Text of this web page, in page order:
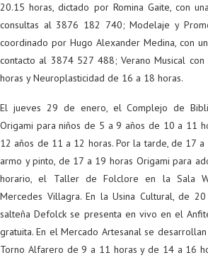
20.15 horas, dictado por Romina Gaite, con
consultas al 3876 182 740; Modelaje y
coordinado por Hugo Alexander Medina, con
contacto al 3874 527 488; Verano Musical
horas y Neuroplasticidad de 16 a 18 horas.
El jueves 29 de enero, el Complejo de
Origami para niños de 5 a 9 años de 10 a 11
12 años de 11 a 12 horas. Por la tarde, de 17 a
armo y pinto, de 17 a 19 horas Origami para
horario, el Taller de Folclore en la Sala
Mercedes Villagra. En la Usina Cultural, de
salteña Defolck se presenta en vivo en el
gratuita. En el Mercado Artesanal se
Torno Alfarero de 9 a 11 horas y de 14 a 16